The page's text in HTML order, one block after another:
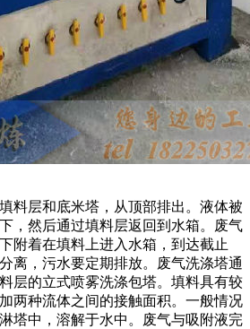
料层和底米塔，从顶部排出。液体被
，然后通过填料层返回到水箱。废气
附着在填料上进入水箱，到达截止
离，污水要定期排放。废气洗涤塔通
层的立式喷雾洗涤包塔。填料具有较
两种流体之间的接触面积。一般情况
塔中，溶解于水中。废气与吸附液完